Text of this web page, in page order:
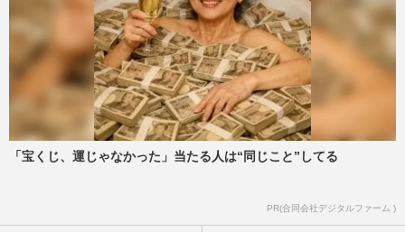
「宝くじ、運じゃなかった」当たる人は“同じこと”してる
PR(合同会社デジタルファーム )